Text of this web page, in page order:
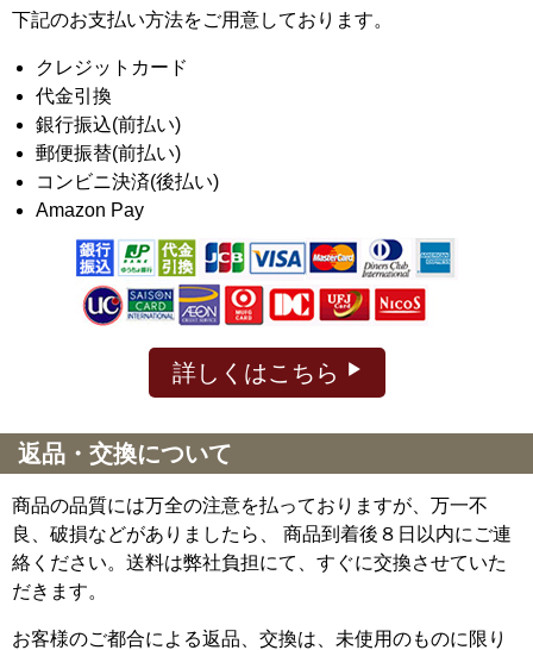
下記のお支払い方法をご用意しております。
クレジットカード
代金引換
銀行振込(前払い)
郵便振替(前払い)
コンビニ決済(後払い)
Amazon Pay
詳しくはこちら
返品・交換について
商品の品質には万全の注意を払っておりますが、万一不
良、破損などがありましたら、 商品到着後８日以内にご連
絡ください。送料は弊社負担にて、すぐに交換させていた
だきます。
お客様のご都合による返品、交換は、未使用のものに限り